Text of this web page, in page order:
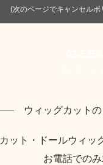
(次のページでキャンセル
ウィッグカット
ット・ドールウィッ
お電話でのみ